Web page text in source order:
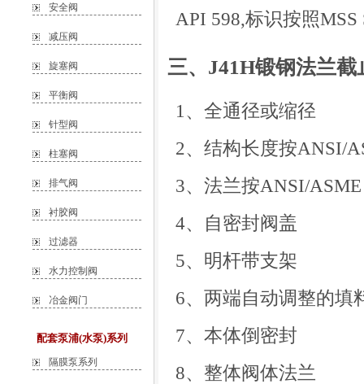
安全阀
减压阀
旋塞阀
平衡阀
针型阀
柱塞阀
排气阀
衬胶阀
过滤器
水力控制阀
冶金阀门
配套泵浦(水泵)系列
隔膜泵系列
API 598,标识按照MSS
三、J41H锻钢法兰截
1、全通径或缩径
2、结构长度按ANSI/
3、法兰按ANSI/
4、自密封阀盖
5、明杆带支架
6、两端自动调整的填
7、本体倒密封
8、整体阀体法兰